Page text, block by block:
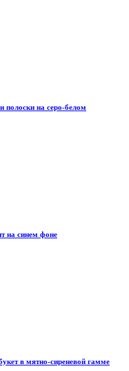
на серо-белом
на синем фоне
в мятно-сиреневой гамме